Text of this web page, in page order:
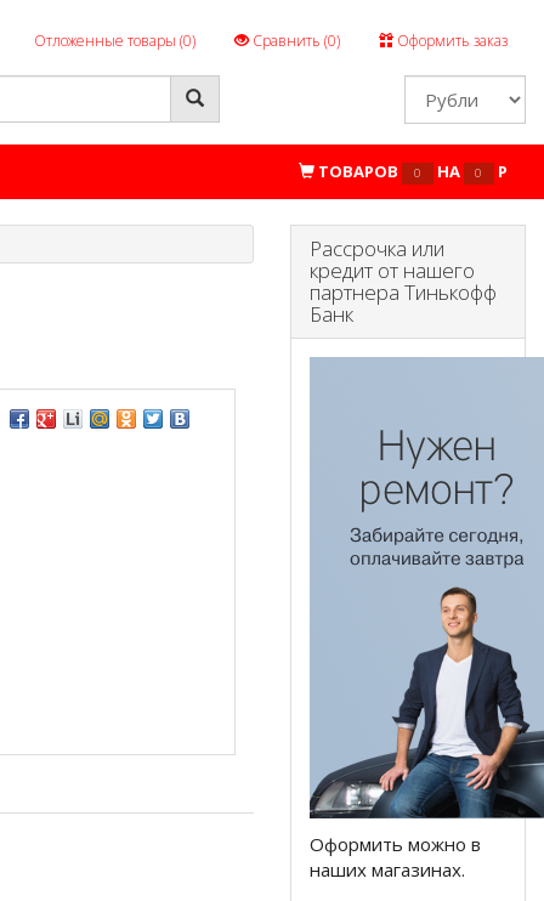
Отложенные товары (0) Сравнить (0) Оформить заказ
ТОВАРОВ 0 НА 0 P
Рассрочка или
кредит от нашего
партнера Тинькофф
Банк
Оформить можно в
наших магазинах.